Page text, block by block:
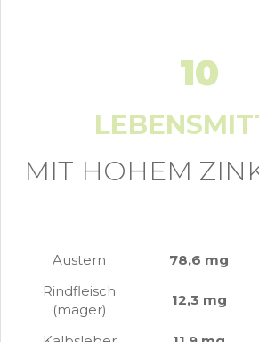
10
MIT HOHEM
Austern 78,6 mg
Rindfleisch
(mager)
12,3 mg